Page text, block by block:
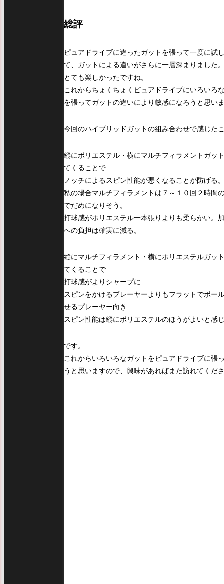
総評
ピュアドライブに違ったガットを張って一度に試
て、ガットによる違いがさらに一層深まりました
とても楽しかったですね。
これからちょくちょくピュアドライブにいろいろ
を張ってガットの違いにより敏感になろうと思い
今回のハイブリッドガットの組み合わせで感じた
縦にポリエステル・横にマルチフィラメントガッ
てくることで
ノッチによるスピン性能が悪くなることが防げる
私の場合マルチフィラメントは７～１０回２時間
でだめになりそう。
打球感がポリエステル一本張りよりも柔らかい。
への負担は確実に減る。
縦にマルチフィラメント・横にポリエステルガッ
てくることで
打球感がよりシャープに
スピンをかけるプレーヤーよりもフラットでボー
せるプレーヤー向き
スピン性能は縦にポリエステルのほうがよいと感
です。
これからいろいろなガットをピュアドライブに張
うと思いますので、興味があればまた訪れてくだ